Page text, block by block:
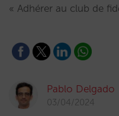
« Adhérer au club de
Pablo Delgado
03/04/2024